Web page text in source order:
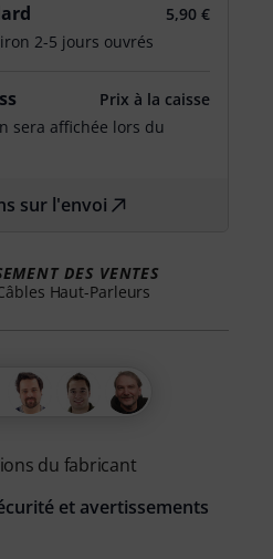
5,90 €
2-5 jours ouvrés
Prix à la caisse
sera affichée lors du
sur l'envoi
DES VENTES
Haut-Parleurs
du fabricant
et avertissements